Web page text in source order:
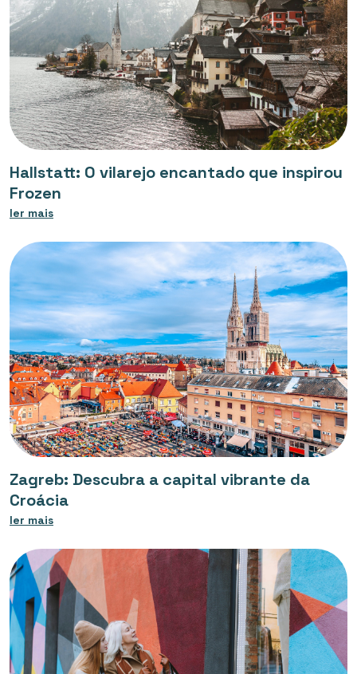
Hallstatt: O vilarejo encantado que inspirou
Frozen
ler mais
Zagreb: Descubra a capital vibrante da
Croácia
ler mais